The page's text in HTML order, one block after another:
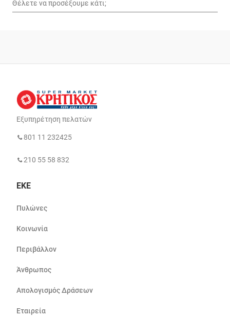
Εξυπηρέτηση πελατών
801 11 232425
210 55 58 832
ΕΚΕ
Πυλώνες
Κοινωνία
Περιβάλλον
Άνθρωπος
Απολογισμός Δράσεων
Εταιρεία